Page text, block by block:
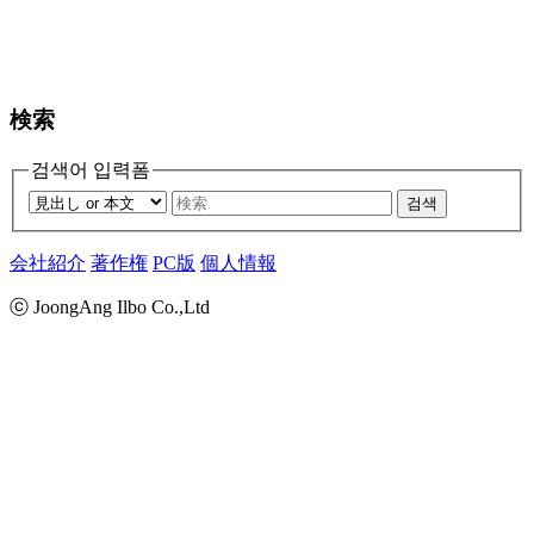
検索
검색어 입력폼
검색
会社紹介 著作権 PC版 個人情報
ⓒ JoongAng Ilbo Co.,Ltd